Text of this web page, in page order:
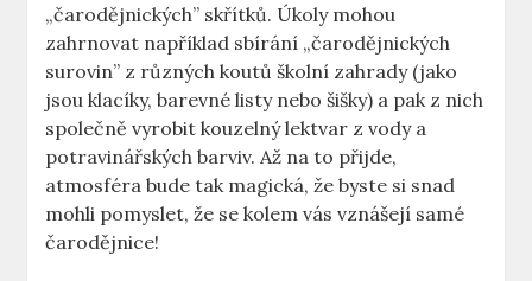
„čarodějnických” skřítků. Úkoly mohou
zahrnovat například‌ sbírání „čarodějnických
surovin” z‍ různých koutů školní zahrady (jako
jsou klacíky, ‍barevné listy nebo šišky) ⁤a pak z nich
společně vyrobit kouzelný lektvar z vody a‌
potravinářských ⁢barviv. Až na to přijde,
atmosféra bude tak magická, že byste⁣ si snad
mohli pomyslet, ‌že⁢ se kolem vás vznášejí samé
čarodějnice!